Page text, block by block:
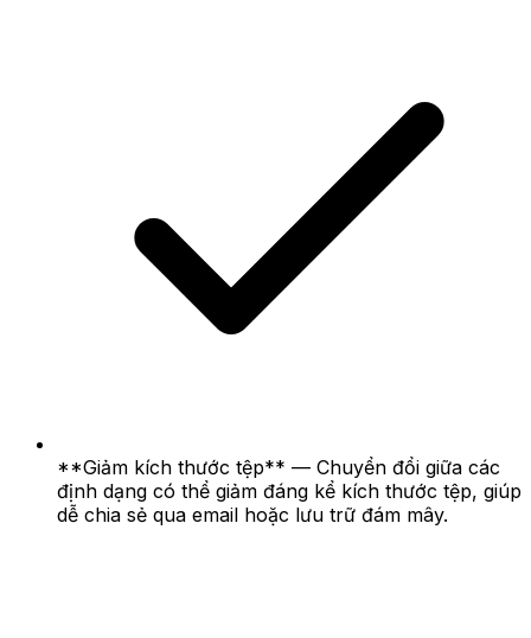
**Giảm kích thước tệp** — Chuyển đổi giữa các
định dạng có thể giảm đáng kể kích thước tệp, giúp
dễ chia sẻ qua email hoặc lưu trữ đám mây.